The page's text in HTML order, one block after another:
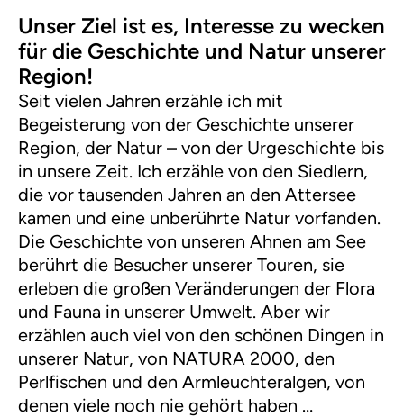
Unser Ziel ist es, Interesse zu wecken
für die Geschichte und Natur unserer
Region!
Seit vielen Jahren erzähle ich mit
Begeisterung von der Geschichte unserer
Region, der Natur – von der Urgeschichte bis
in unsere Zeit. Ich erzähle von den Siedlern,
die vor tausenden Jahren an den Attersee
kamen und eine unberührte Natur vorfanden.
Die Geschichte von unseren Ahnen am See
berührt die Besucher unserer Touren, sie
erleben die großen Veränderungen der Flora
und Fauna in unserer Umwelt. Aber wir
erzählen auch viel von den schönen Dingen in
unserer Natur, von NATURA 2000, den
Perlfischen und den Armleuchteralgen, von
denen viele noch nie gehört haben …